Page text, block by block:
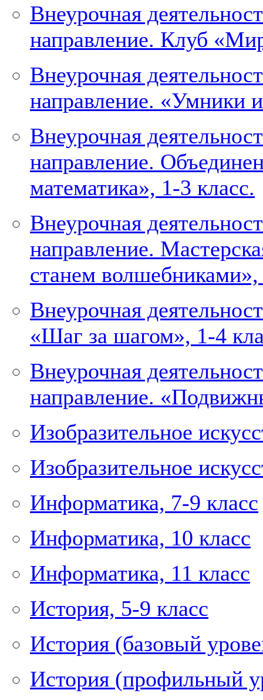
Внеурочная
направление. Клуб
Внеурочная
направление. «Умники
Внеурочная
направление.
математика», 1-3 класс.
Внеурочная
направление.
станем волшебниками»,
Внеурочная
«Шаг за шагом», 1-4
Внеурочная
направление.
Изобразительное
Изобразительное
Информатика, 7-9 класс
Информатика, 10 класс
Информатика, 11 класс
История, 5-9 класс
История (базовый
История (профильный